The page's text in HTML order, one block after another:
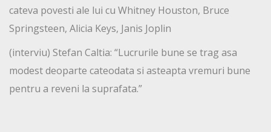
cateva povesti ale lui cu Whitney Houston, Bruce
Springsteen, Alicia Keys, Janis Joplin
(interviu) Stefan Caltia: “Lucrurile bune se trag asa
modest deoparte cateodata si asteapta vremuri bune
pentru a reveni la suprafata.”